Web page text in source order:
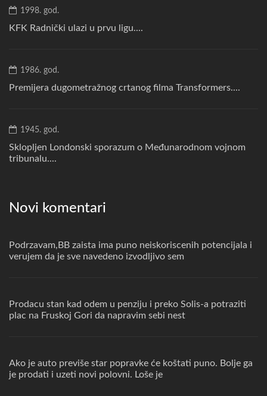
1998. god.
KFK Radnički ulazi u prvu ligu....
1986. god.
Premijera dugometražnog crtanog filma Transformers....
1945. god.
Sklopljen Londonski sporazum o Međunarodnom vojnom
tribunalu....
Novi komentari
Podrzavam,BB zaista ima puno neiskoriscenih potencijala i
verujem da je sve navedeno izvodljivo sem
Prodacu stan kad odem u penziju i preko Solis-a potraziti
plac na Fruskoj Gori da napravim sebi nest
Ako je auto previše star popravke će koštati puno. Bolje ga
je prodati i uzeti novi polovni. Loše je